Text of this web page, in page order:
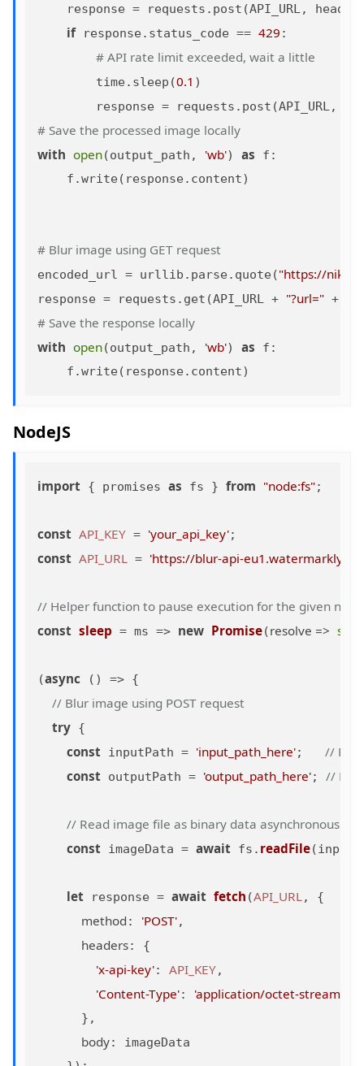
response = requests.post(API_URL,
if response.status_code == 429 :
# API rate limit exceeded, wait a little
        time.sleep(
0.1 )
response = requests.post(API_URL,
# Save the processed image locally
with open(output_path, 'wb') as f:
    f.write(response.content)
# Blur image using GET request
encoded_url = urllib.parse.quote("https://
response = requests.get(API_URL + "?url=" +
# Save the response locally
with open(output_path, 'wb') as f:
NodeJS
import { promises as fs } from "node:fs";
const API_KEY = 'your_api_key'
const API_URL = 'https://blur-api-
// Helper function to pause execution for the given
const sleep = ms => new Promise(resolve =>
(async () => {
// Blur image using POST request
try {
const inputPath = 'input_path_here'; //
const outputPath = 'output_path_here'; //
// Read image file as binary data asynchronously
const imageData = await fs. readFile
let response = await fetch (API_URL, {
method : 'POST',
headers: {
'x-api-key': API_KEY,
'Content-Type': 'application/octet-stream'
      },
body: imageData